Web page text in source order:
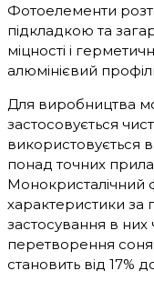
Фотоелементи
підкладкою та
міцності і
алюмінієвий
Для виробництва
застосовується
використовується
понад точних
Монокристалічний
характеристики за
застосування в них
перетворення
становить від 17%